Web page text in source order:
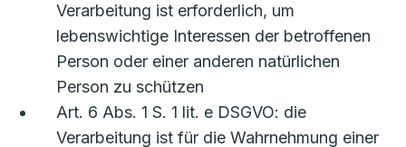
Verarbeitung ist erforderlich, um
lebenswichtige Interessen der betroffenen
Person oder einer anderen natürlichen
Person zu schützen
Art. 6 Abs. 1 S. 1 lit. e DSGVO: die
Verarbeitung ist für die Wahrnehmung einer